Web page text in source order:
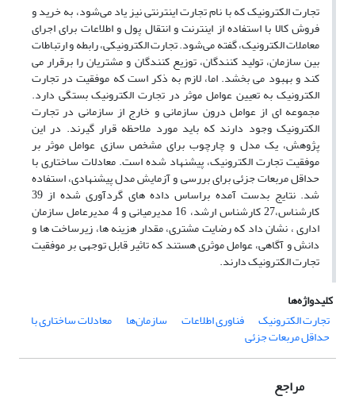
تجارت الکترونیک که با نام تجارت اینترنتی نیز یاد می‌شود، به خرید و
فروش کالا با استفاده از اینترنت و انتقال پول و اطلاعات برای اجرای
معاملات الکترونیک، گفته می‌شود. تجارت الکترونیکی، رابطه و ارتباطات
بین سازمان، تولید کنندگان، توزیع کنندگان و مشتریان را برقرار می
کند و بهبود می بخشد. اما، لازم به ذکر است که موفقیت در تجارت
الکترونیک به تعیین عوامل موثر در تجارت الکترونیک بستگی دارد.
مجموعه ای از عوامل درون سازمانی و خارج از سازمانی در تجارت
الکترونیک وجود دارند که باید مورد ملاحظه قرار گیرند. در این
پژوهش، یک مدل و چارچوب برای مشخص سازی عوامل موثر بر
موفقیت تجارت الکترونیک، پیشنهاد شده است. معادلات ساختاری با
حداقل مربعات جزئی برای بررسی و آزمایش مدل پیشنهادی، استفاده
شد. نتایج بدست آمده براساس داده های گردآوری شده از 39
کارشناس،27 کارشناس ارشد، 16 مدیرمیانی و 4 مدیرعامل سازمان
اداری ، نشان داد که رضایت مشتری، مقدار هزینه ها، زیرساخت ها و
دانش و آگاهی، عوامل موثری هستند که تاثیر قابل توجهی بر موفقیت
تجارت الکترونیک دارند.
کلیدواژه‌ها
تجارت الکترونیک
فناوری اطلاعات سازمان‌ها معادلات ساختاری با
حداقل مربعات جزئی
مراجع